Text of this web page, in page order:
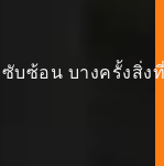
บซ้อน บางครั้งสิ่